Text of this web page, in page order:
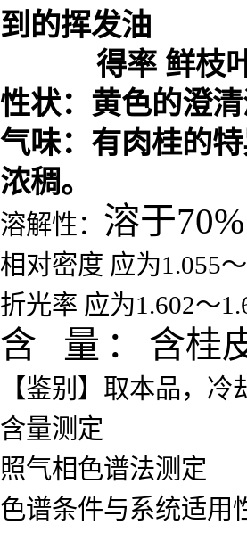
到的挥发油
得率 鲜枝叶为
性状：黄色的澄
气味：有肉桂的
浓稠。
溶解性： 溶于70%
相对密度 应为1.055
折光率 应为1.602～
含 量 ： 含桂
【鉴别】取本品，
含量测定
照气相色谱法测定
色谱条件与系统适用